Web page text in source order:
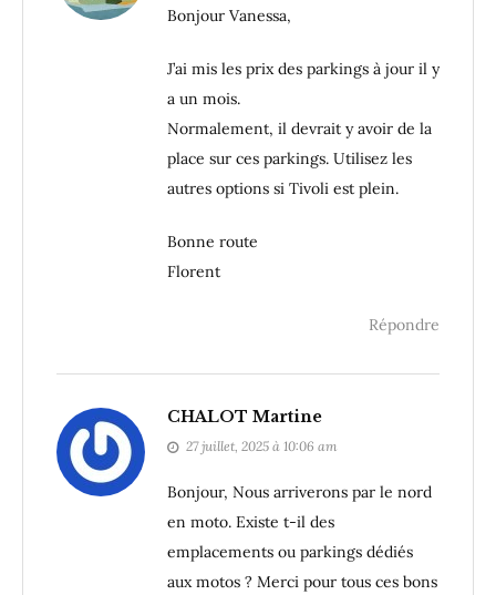
Bonjour Vanessa,
J’ai mis les prix des parkings à jour il y
a un mois.
Normalement, il devrait y avoir de la
place sur ces parkings. Utilisez les
autres options si Tivoli est plein.
Bonne route
Florent
Répondre
CHALOT Martine
27 juillet, 2025 à 10:06 am
Bonjour, Nous arriverons par le nord
en moto. Existe t-il des
emplacements ou parkings dédiés
aux motos ? Merci pour tous ces bons